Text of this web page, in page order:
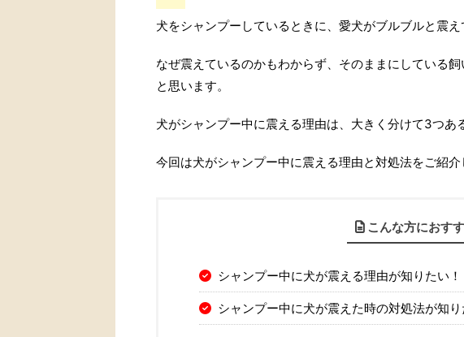
犬をシャンプーしているときに、愛犬がブルブルと震
なぜ震えているのかもわからず、そのままにしている
と思います。
犬がシャンプー中に震える理由は、大きく分けて3つあ
今回は犬がシャンプー中に震える理由と対処法をご紹介
こんな方におす
シャンプー中に犬が震える理由が知りたい！
シャンプー中に犬が震えた時の対処法が知り